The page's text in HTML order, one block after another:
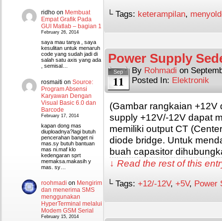
ridho on Membuat
Empat Grafik Pada
GUI Matlab – bagian 1
February 26, 2014
saya mau tanya , saya
kesulitan untuk menaruh
code yang sudah jadi di
salah satu axis yang ada
, semisal…
rosmaiti on Source:
Program Absensi
Karyawan Dengan
Visual Basic 6.0 dan
Barcode
February 17, 2014
kapan dong mas
diuploadnya?lagi butuh
pencerahan banget ni
mas.sy butuh bantuan
mas ni.maf klo
kedengaran sprt
memaksa.makasih y
mas. sy…
roohmadi on Mengirim
dan menerima SMS
menggunakan
HyperTerminal melalui
Modem GSM Serial
February 15, 2014
└ Tags: keterampilan,
Power Supply
Sep
11
By Rohmadi on
Posted In: Elektronik
(Gambar rangkaian
supply +12V/-12V dapat
memiliki output CT
diode bridge. Untuk
buah capasitor
↓ Read the rest of this
└ Tags: +12/-12V, +5V, Power